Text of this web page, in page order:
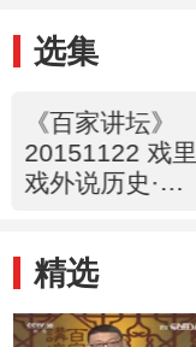
选集
《百家讲坛》
20151122 戏里
戏外说历史·赵
精选